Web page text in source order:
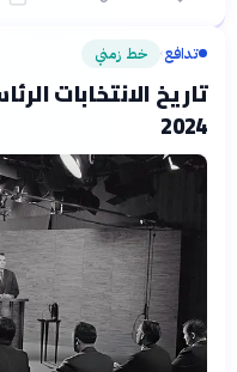
تدافع› خط زمني
2024